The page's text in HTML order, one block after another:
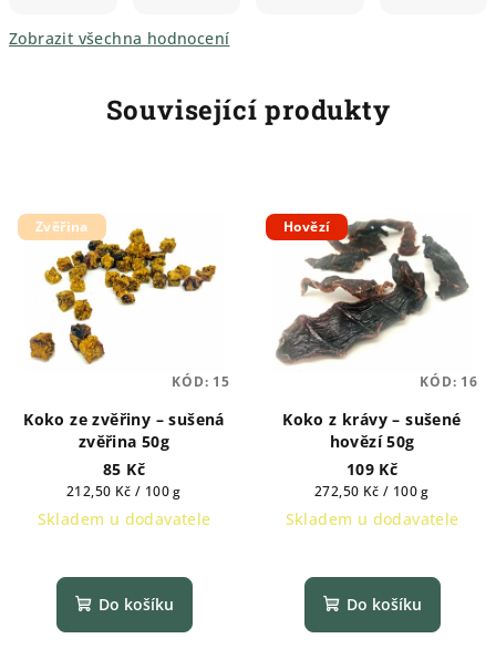
Zobrazit všechna hodnocení
Související produkty
Zvěřina
Koko ze zvěřiny – sušená
zvěřina 50g
85 Kč
Měrná
cena:
212,50 Kč / 100 g
Skladem u dodavatele
Do košíku
KÓD: 15
Hovězí
Koko z krávy – sušené
hovězí 50g
109 Kč
Měrná
cena:
272,50 Kč / 100 g
Skladem u dodavatele
Do košíku
KÓD: 16